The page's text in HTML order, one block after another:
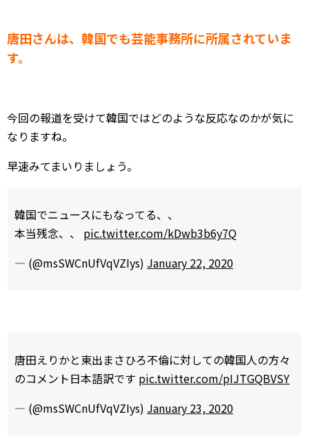
唐田さんは、韓国でも芸能事務所に所属されていま
す。
今回の報道を受けて韓国ではどのような反応なのかが気に
なりますね。
早速みてまいりましょう。
韓国でニュースにもなってる、、
本当残念、、 pic.twitter.com/kDwb3b6y7Q
— (@msSWCnUfVqVZIys) January 22, 2020
唐田えりかと東出まさひろ不倫に対しての韓国人の方々
のコメント日本語訳です pic.twitter.com/pIJTGQBVSY
— (@msSWCnUfVqVZIys) January 23, 2020